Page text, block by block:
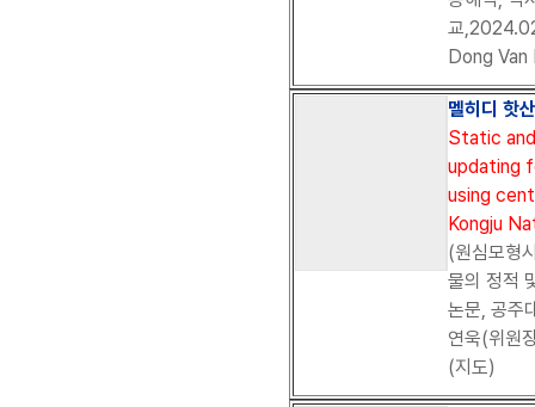
교
Dong Van
멜히디 핫
Static
updating
using
Kongju
(원심모형
물의 정적
논문, 공주
연욱(위원
(지도)